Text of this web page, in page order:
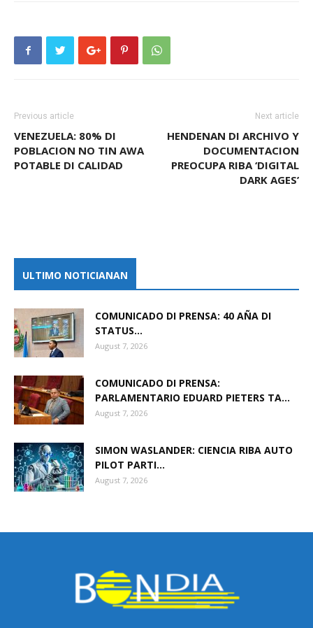
Previous article
VENEZUELA: 80% DI
POBLACION NO TIN AWA
POTABLE DI CALIDAD
Next article
HENDENAN DI ARCHIVO Y
DOCUMENTACION
PREOCUPA RIBA ‘DIGITAL
DARK AGES’
ULTIMO NOTICIANAN
COMUNICADO DI PRENSA: 40 AÑA DI
STATUS...
August 7, 2026
COMUNICADO DI PRENSA:
PARLAMENTARIO EDUARD PIETERS TA...
August 7, 2026
SIMON WASLANDER: CIENCIA RIBA AUTO
PILOT PARTI...
August 7, 2026